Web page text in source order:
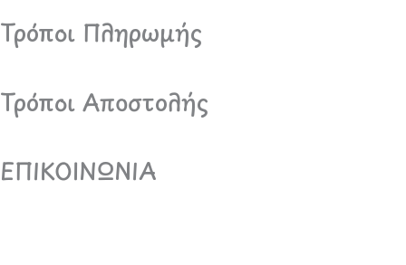
Τρόποι Πληρωμής
Τρόποι Αποστολής
ΕΠΙΚΟΙΝΩΝΙΑ